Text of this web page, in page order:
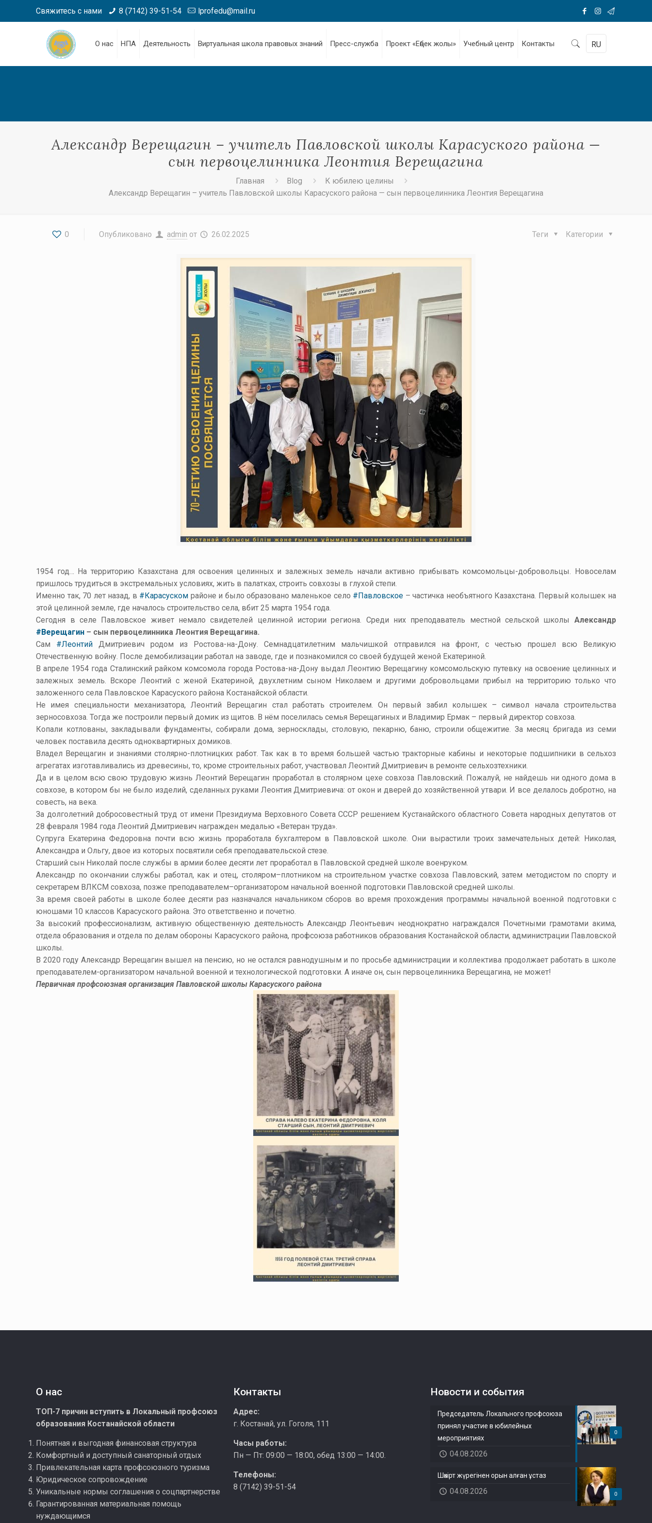
Свяжитесь с нами 8 (7142) 39-51-54 lprofedu@mail.ru
О нас НПА Деятельность Виртуальная школа правовых знаний Пресс-служба Проект «Еңбек жолы» Учебный центр Контакты RU
Александр Верещагин – учитель Павловской школы Карасуского района —
сын первоцелинника Леонтия Верещагина
Главная Blog
К юбилею целины
Александр Верещагин – учитель Павловской школы Карасуского района — сын первоцелинника Леонтия Верещагина
0 Опубликовано admin от 26.02.2025 Категории
Теги
1954 год… На территорию Казахстана для освоения целинных и залежных земель начали активно прибывать комсомольцы-добровольцы. Новоселам
пришлось трудиться в экстремальных условиях, жить в палатках, строить совхозы в глухой степи.
Именно так, 70 лет назад, в #Карасуском районе и было образовано маленькое село #Павловское – частичка необъятного Казахстана. Первый колышек на
этой целинной земле, где началось строительство села, вбит 25 марта 1954 года.
Сегодня в селе Павловское живет немало свидетелей целинной истории региона. Среди них преподаватель местной сельской школы Александр
#Верещагин – сын первоцелинника Леонтия Верещагина.
Сам #Леонтий Дмитриевич родом из Ростова-на-Дону. Семнадцатилетним мальчишкой отправился на фронт, с честью прошел всю Великую
Отечественную войну. После демобилизации работал на заводе, где и познакомился со своей будущей женой Екатериной.
В апреле 1954 года Сталинский райком комсомола города Ростова-на-Дону выдал Леонтию Верещагину комсомольскую путевку на освоение целинных и
залежных земель. Вскоре Леонтий с женой Екатериной, двухлетним сыном Николаем и другими добровольцами прибыл на территорию только что
заложенного села Павловское Карасуского района Костанайской области.
Не имея специальности механизатора, Леонтий Верещагин стал работать строителем. Он первый забил колышек – символ начала строительства
зерносовхоза. Тогда же построили первый домик из щитов. В нём поселилась семья Верещагиных и Владимир Ермак – первый директор совхоза.
Копали котлованы, закладывали фундаменты, собирали дома, зерносклады, столовую, пекарню, баню, строили общежитие. За месяц бригада из семи
человек поставила десять одноквартирных домиков.
Владел Верещагин и знаниями столярно-плотницких работ. Так как в то время большей частью тракторные кабины и некоторые подшипники в сельхоз
агрегатах изготавливались из древесины, то, кроме строительных работ, участвовал Леонтий Дмитриевич в ремонте сельхозтехники.
Да и в целом всю свою трудовую жизнь Леонтий Верещагин проработал в столярном цехе совхоза Павловский. Пожалуй, не найдешь ни одного дома в
совхозе, в котором бы не было изделий, сделанных руками Леонтия Дмитриевича: от окон и дверей до хозяйственной утвари. И все делалось добротно, на
совесть, на века.
За долголетний добросовестный труд от имени Президиума Верховного Совета СССР решением Кустанайского областного Совета народных депутатов от
28 февраля 1984 года Леонтий Дмитриевич награжден медалью «Ветеран труда».
Супруга Екатерина Федоровна почти всю жизнь проработала бухгалтером в Павловской школе. Они вырастили троих замечательных детей: Николая,
Александра и Ольгу, двое из которых посвятили себя преподавательской стезе.
Старший сын Николай после службы в армии более десяти лет проработал в Павловской средней школе военруком.
Александр по окончании службы работал, как и отец, столяром–плотником на строительном участке совхоза Павловский, затем методистом по спорту и
секретарем ВЛКСМ совхоза, позже преподавателем–организатором начальной военной подготовки Павловской средней школы.
За время своей работы в школе более десяти раз назначался начальником сборов во время прохождения программы начальной военной подготовки с
юношами 10 классов Карасуского района. Это ответственно и почетно.
За высокий профессионализм, активную общественную деятельность Александр Леонтьевич неоднократно награждался Почетными грамотами акима,
отдела образования и отдела по делам обороны Карасуского района, профсоюза работников образования Костанайской области, администрации Павловской
школы.
В 2020 году Александр Верещагин вышел на пенсию, но не остался равнодушным и по просьбе администрации и коллектива продолжает работать в школе
преподавателем-организатором начальной военной и технологической подготовки. А иначе он, сын первоцелинника Верещагина, не может!
Первичная профсоюзная организация Павловской школы Карасуского района
О нас
ТОП-7 причин вступить в Локальный профсоюз
образования Костанайской области
Понятная и выгодная финансовая структура
Комфортный и доступный санаторный отдых
Привлекательная карта профсоюзного туризма
Юридическое сопровождение
Уникальные нормы соглашения о соцпартнерстве
Гарантированная материальная помощь
нуждающимся
Контакты
Адрес:
г. Костанай, ул. Гоголя, 111
Часы работы:
Пн — Пт: 09:00 — 18:00, обед 13:00 — 14:00.
Телефоны:
8 (7142) 39-51-54
Новости и события
0
Председатель Локального профсоюза
принял участие в юбилейных
мероприятиях
04.08.2026
0
Шәкірт жүрегінен орын алған ұстаз
04.08.2026